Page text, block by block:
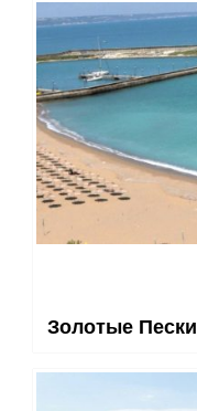
Золотые Пески